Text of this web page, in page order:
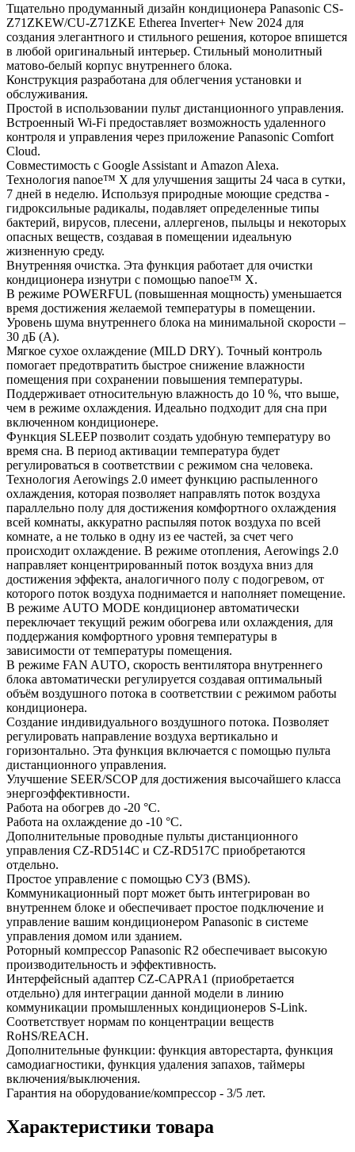
Тщательно продуманный дизайн кондиционера Panasonic CS-
Z71ZKEW/CU-Z71ZKE Etherea Inverter+ New 2024 для
создания элегантного и стильного решения, которое впишется
в любой оригинальный интерьер. Стильный монолитный
матово-белый корпус внутреннего блока.
Конструкция разработана для облегчения установки и
обслуживания.
Простой в использовании пульт дистанционного управления.
Встроенный Wi-Fi предоставляет возможность удаленного
контроля и управления через приложение Panasonic Comfort
Cloud.
Совместимость с Google Assistant и Amazon Alexa.
Технология nanoe™ X для улучшения защиты 24 часа в сутки,
7 дней в неделю. Используя природные моющие средства -
гидроксильные радикалы, подавляет определенные типы
бактерий, вирусов, плесени, аллергенов, пыльцы и некоторых
опасных веществ, создавая в помещении идеальную
жизненную среду.
Внутренняя очистка. Эта функция работает для очистки
кондиционера изнутри с помощью nanoe™ X.
В режиме POWERFUL (повышенная мощность) уменьшается
время достижения желаемой температуры в помещении.
Уровень шума внутреннего блока на минимальной скорости –
30 дБ (А).
Мягкое сухое охлаждение (MILD DRY). Точный контроль
помогает предотвратить быстрое снижение влажности
помещения при сохранении повышения температуры.
Поддерживает относительную влажность до 10 %, что выше,
чем в режиме охлаждения. Идеально подходит для сна при
включенном кондиционере.
Функция SLEEP позволит создать удобную температуру во
время сна. В период активации температура будет
регулироваться в соответствии с режимом сна человека.
Технология Аerowings 2.0 имеет функцию распыленного
охлаждения, которая позволяет направлять поток воздуха
параллельно полу для достижения комфортного охлаждения
всей комнаты, аккуратно распыляя поток воздуха по всей
комнате, а не только в одну из ее частей, за счет чего
происходит охлаждение. В режиме отопления, Aerowings 2.0
направляет концентрированный поток воздуха вниз для
достижения эффекта, аналогичного полу с подогревом, от
которого поток воздуха поднимается и наполняет помещение.
В режиме AUTO MODE кондиционер автоматически
переключает текущий режим обогрева или охлаждения, для
поддержания комфортного уровня температуры в
зависимости от температуры помещения.
В режиме FAN AUTO, скорость вентилятора внутреннего
блока автоматически регулируется создавая оптимальный
объём воздушного потока в соответствии с режимом работы
кондиционера.
Создание индивидуального воздушного потока. Позволяет
регулировать направление воздуха вертикально и
горизонтально. Эта функция включается с помощью пульта
дистанционного управления.
Улучшение SEER/SCOP для достижения высочайшего класса
энергоэффективности.
Работа на обогрев до -20 °С.
Работа на охлаждение до -10 °С.
Дополнительные проводные пульты дистанционного
управления CZ-RD514C и CZ-RD517C приобретаются
отдельно.
Простое управление с помощью СУЗ (BMS).
Коммуникационный порт может быть интегрирован во
внутреннем блоке и обеспечивает простое подключение и
управление вашим кондиционером Panasonic в системе
управления домом или зданием.
Роторный компрессор Panasonic R2 обеспечивает высокую
производительность и эффективность.
Интерфейсный адаптер CZ-CAPRA1 (приобретается
отдельно) для интеграции данной модели в линию
коммуникации промышленных кондиционеров S-Link.
Соответствует нормам по концентрации веществ
RoHS/REACH.
Дополнительные функции: функция авторестарта, функция
самодиагностики, функция удаления запахов, таймеры
включения/выключения.
Гарантия на оборудование/компрессор - 3/5 лет.
Характеристики товара